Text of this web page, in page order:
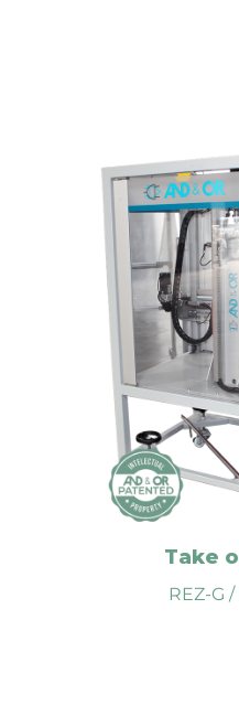
Take
REZ-G /
El equipo REZ-G se
envases de forma
máquinas de
disponen distintos
máquina
Se evitan así
permitiendo a su vez
comprobación, el
automático y
El equipo puede
integrado, REZ-G+LS.